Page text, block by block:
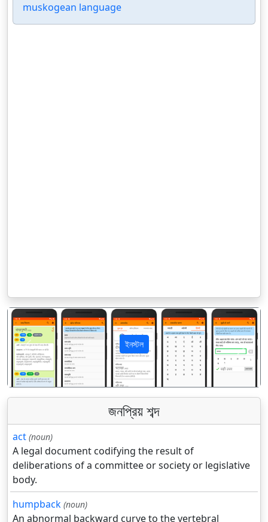
muskogean language
ইনস্টল
पिछला अगला
জনপ্রিয় শব্দ
act (noun)
A legal document codifying the result of
deliberations of a committee or society or legislative
body.
humpback (noun)
An abnormal backward curve to the vertebral